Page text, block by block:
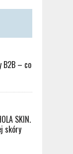
B2B – co
SKIN.
skóry